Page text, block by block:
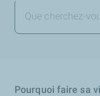
Pourquoi faire sa